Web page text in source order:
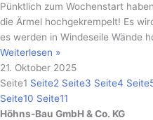
Pünktlich zum Wochenstart
die Ärmel hochgekrempelt! Es
es werden in Windeseile Wände
Weiterlesen »
21. Oktober 2025
Seite1 Seite2 Seite3 Seite4 Seite
Seite10 Seite11
Höhns-Bau GmbH & Co. KG